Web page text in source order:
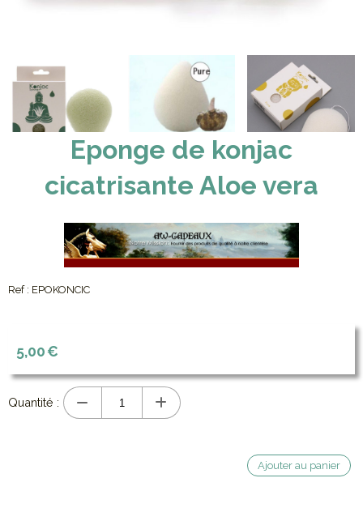
Eponge de konjac
cicatrisante Aloe vera
Ref : EPOKONCIC
5,00€
Quantité :
Ajouter au panier